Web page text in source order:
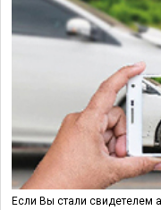
Если Вы стали свидетелем